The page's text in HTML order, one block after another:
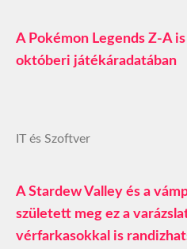
A Pokémon Legends Z-A
októberi játékáradatában
IT és Szoftver
A Stardew Valley és a
született meg ez a
vérfarkasokkal is